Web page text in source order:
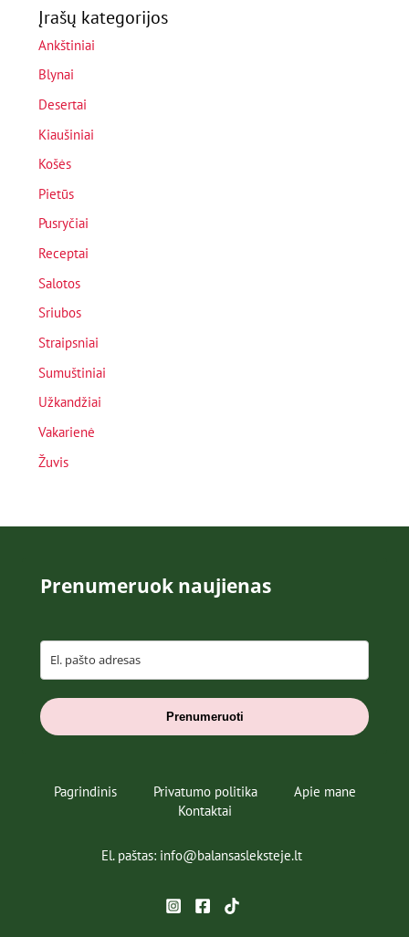
Įrašų kategorijos
Ankštiniai
Blynai
Desertai
Kiaušiniai
Košės
Pietūs
Pusryčiai
Receptai
Salotos
Sriubos
Straipsniai
Sumuštiniai
Užkandžiai
Vakarienė
Žuvis
Prenumeruok naujienas
Prenumeruoti
Pagrindinis Privatumo politika
Apie mane
Kontaktai
El. paštas: info@balansasleksteje.lt